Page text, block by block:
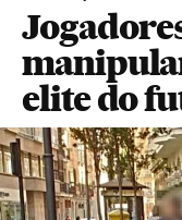
elite do